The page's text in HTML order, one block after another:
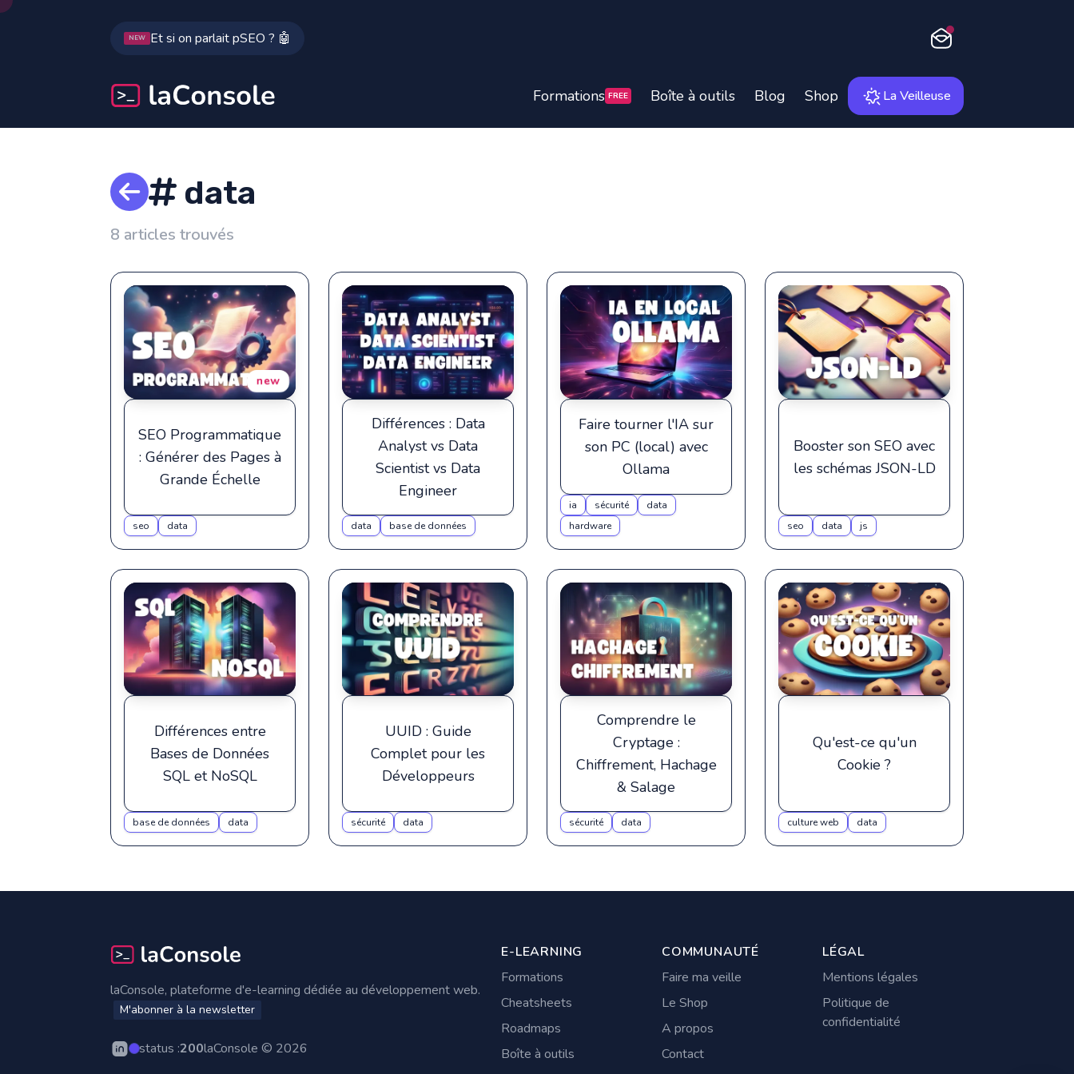
NEW Et si on parlait pSEO ? 🤖 Newsletter
Formations FREE Boîte à outils Blog Shop La Veilleuse
data
8 articles trouvés
new
SEO Programmatique
: Générer des Pages à
Grande Échelle
seo data
Différences : Data
Analyst vs Data
Scientist vs Data
Engineer
data base de données
Faire tourner l'IA sur
son PC (local) avec
Ollama
ia sécurité
data
hardware
Booster son SEO avec
les schémas JSON-LD
seo data js
Différences entre
Bases de Données
SQL et NoSQL
base de données data
UUID : Guide
Complet pour les
Développeurs
sécurité data
Comprendre le
Cryptage :
Chiffrement, Hachage
& Salage
sécurité data
Qu'est-ce qu'un
Cookie ?
culture web data
laConsole, plateforme d'e-learning dédiée au développement web.
M'abonner à la newsletter
status :200laConsole © 2026
E-LEARNING
Formations
Cheatsheets
Roadmaps
Boîte à outils
COMMUNAUTÉ
Faire ma veille
Le Shop
A propos
Contact
LÉGAL
Mentions légales
Politique de
confidentialité